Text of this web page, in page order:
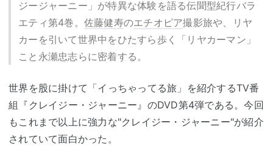
ジージャーニー」が特異な体験を語る伝聞型紀行バラ
エティ第4巻。 佐藤健寿のエチオピア撮影旅や、リヤ
カーを引いて世界中をひたすら歩く「リヤカーマン」
こと永瀬忠志らに密着する。
世界を股に掛けて「イっちゃってる旅」を紹介するTV番
組『クレイジー・ジャーニー』のDVD第4弾である。今回
もこれまで以上に強力な"クレイジー・ジャーニー"が紹介
されていて面白かった。